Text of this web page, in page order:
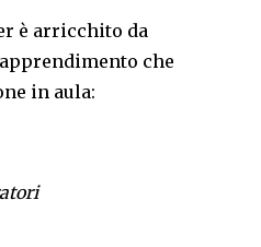
è arricchito da
che
in aula: